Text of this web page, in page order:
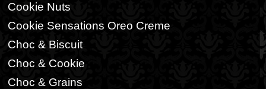
Cookie Nuts
Cookie Sensations Oreo Creme
Choc & Biscuit
Choc & Cookie
Choc & Grains